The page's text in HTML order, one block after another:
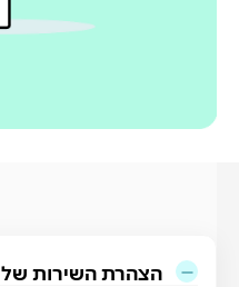
הצהרת השירות של MAX